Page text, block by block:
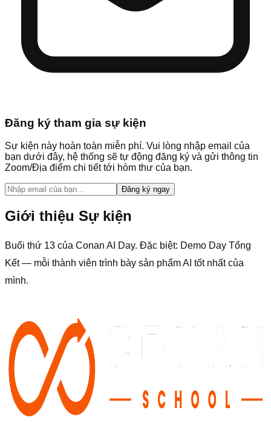
Đăng ký tham gia sự kiện
Sự kiện này hoàn toàn miễn phí. Vui lòng nhập email của
bạn dưới đây, hệ thống sẽ tự động đăng ký và gửi thông tin
Zoom/Địa điểm chi tiết tới hòm thư của bạn.
Đăng ký ngay
Giới thiệu Sự kiện
Buổi thứ 13 của Conan AI Day. Đặc biệt: Demo Day Tổng
Kết — mỗi thành viên trình bày sản phẩm AI tốt nhất của
mình.